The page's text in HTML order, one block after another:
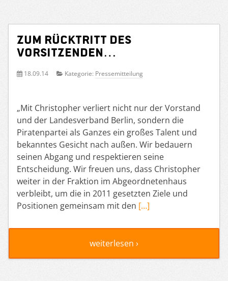
Zum Rücktritt des
Vorsitzenden…
18.09.14 Kategorie: Pressemitteilung
„Mit Christopher verliert nicht nur der Vorstand
und der Landesverband Berlin, sondern die
Piratenpartei als Ganzes ein großes Talent und
bekanntes Gesicht nach außen. Wir bedauern
seinen Abgang und respektieren seine
Entscheidung. Wir freuen uns, dass Christopher
weiter in der Fraktion im Abgeordnetenhaus
verbleibt, um die in 2011 gesetzten Ziele und
Positionen gemeinsam mit den […]
weiterlesen ›